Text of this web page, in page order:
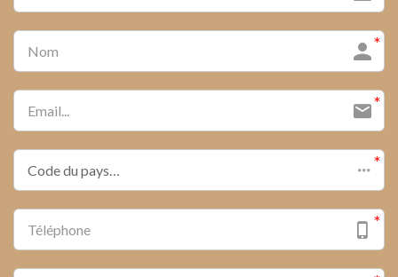
Code du pays…